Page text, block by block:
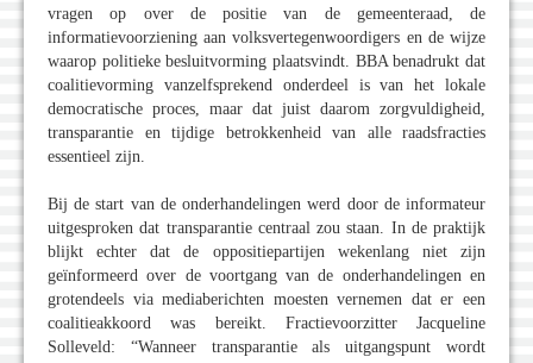
vragen op over de positie van de gemeenteraad, de
informatievoorziening aan volksvertegenwoordigers en de wijze
waarop politieke besluitvorming plaatsvindt. BBA benadrukt dat
coalitievorming vanzelfsprekend onderdeel is van het lokale
democratische proces, maar dat juist daarom zorgvuldigheid,
transparantie en tijdige betrokkenheid van alle raadsfracties
essentieel zijn.
Bij de start van de onderhandelingen werd door de informateur
uitgesproken dat transparantie centraal zou staan. In de praktijk
blijkt echter dat de oppositiepartijen wekenlang niet zijn
geïnformeerd over de voortgang van de onderhandelingen en
grotendeels via mediaberichten moesten vernemen dat er een
coalitieakkoord was bereikt. Fractievoorzitter Jacqueline
Solleveld: “Wanneer transparantie als uitgangspunt wordt